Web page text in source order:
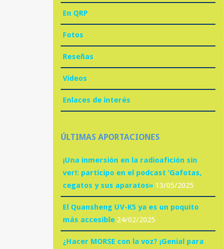
En QRP
Fotos
Reseñas
Vídeos
Enlaces de interés
ÚLTIMAS APORTACIONES
¡Una inmersión en la radioafición sin
ver!: participo en el podcast ‘Gafotas,
cegatos y sus aparatos» 13/05/2025
El Quansheng UV-K5 ya es un poquito
más accesible 24/02/2025
¿Hacer MORSE con la voz? ¡Genial para